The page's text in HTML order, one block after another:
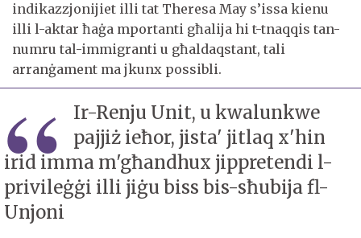
indikazzjonijiet illi tat Theresa May s’issa kienu
illi l-aktar ħaġa mportanti għalija hi t-tnaqqis tan-
numru tal-immigranti u għaldaqstant, tali
arranġament ma jkunx possibli.
Ir-Renju Unit, u kwalunkwe
pajjiż ieħor, jista' jitlaq x'hin
irid imma m'għandhux jippretendi l-
privileġġi illi jiġu biss bis-sħubija fl-
Unjoni